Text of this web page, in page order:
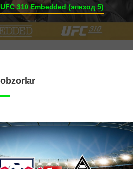
UFC 310 Embedded (эпизод 5)